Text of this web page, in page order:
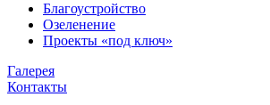
Благоустройство
Озеленение
Проекты «под ключ»
Галерея
Контакты